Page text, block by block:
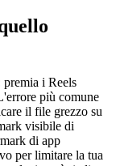
premia i Reels
più comune
il file grezzo su
visibile di
di app
per limitare la tua